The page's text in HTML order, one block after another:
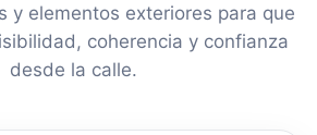
y elementos exteriores para que
coherencia y confianza
desde la calle.